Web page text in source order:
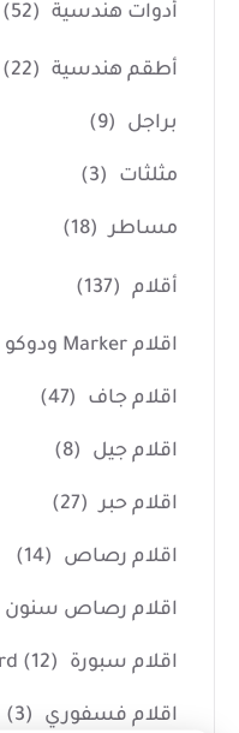
أدوات هندسية (52)
أطقم هندسية (22)
براجل (9)
مثلثات (3)
مساطر (18)
أقلام (137)
اقلام Marker ودوكو
اقلام جاف (47)
اقلام جيل (8)
اقلام حبر (27)
اقلام رصاص (14)
اقلام رصاص سنون
اقلام سبورة White Board (12)
اقلام فسفوري (3)